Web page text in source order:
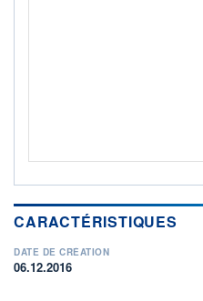
CARACTÉRISTIQUES
DATE DE CRÉATION
06.12.2016